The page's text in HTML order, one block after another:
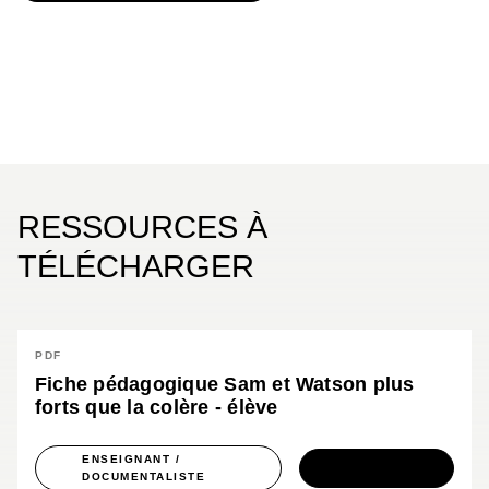
RESSOURCES À
TÉLÉCHARGER
PDF
Fiche pédagogique Sam et Watson plus
forts que la colère - élève
ENSEIGNANT /
DOCUMENTALISTE